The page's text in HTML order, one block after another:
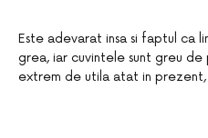
Este adevarat insa si faptul ca
grea, iar cuvintele sunt greu de
extrem de utila atat in